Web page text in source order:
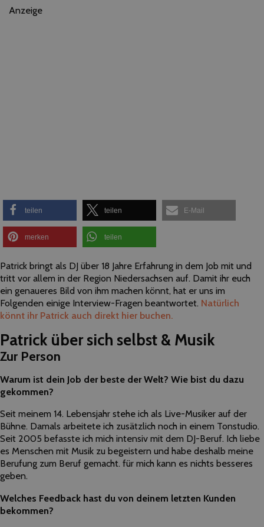
Anzeige
teilen teilen E-Mail
merken teilen
Patrick bringt als DJ über 18 Jahre Erfahrung in dem Job mit und
tritt vor allem in der Region Niedersachsen auf. Damit ihr euch
ein genaueres Bild von ihm machen könnt, hat er uns im
Folgenden einige Interview-Fragen beantwortet. Natürlich
könnt ihr Patrick auch direkt hier buchen.
Patrick über sich selbst & Musik
Zur Person
Warum ist dein Job der beste der Welt? Wie bist du dazu
gekommen?
Seit meinem 14. Lebensjahr stehe ich als Live-Musiker auf der
Bühne. Damals arbeitete ich zusätzlich noch in einem Tonstudio.
Seit 2005 befasste ich mich intensiv mit dem DJ-Beruf. Ich liebe
es Menschen mit Musik zu begeistern und habe deshalb meine
Berufung zum Beruf gemacht. für mich kann es nichts besseres
geben.
Welches Feedback hast du von deinem letzten Kunden
bekommen?